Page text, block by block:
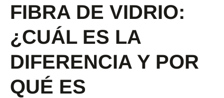
FIBRA DE VIDRIO:
¿CUÁL ES LA
DIFERENCIA Y POR
QUÉ ES